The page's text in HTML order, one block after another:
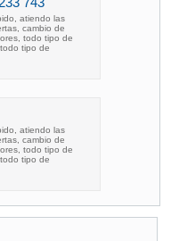
atiendo las
cambio de
todo tipo de
tipo de
atiendo las
cambio de
todo tipo de
tipo de